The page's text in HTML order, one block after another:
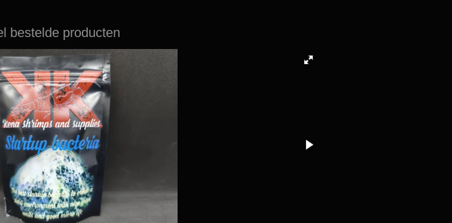
bestelde producten